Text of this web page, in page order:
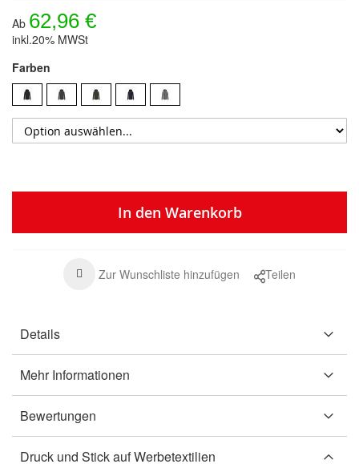
Ab 62,96 €
inkl.20% MWSt
Farben
In den Warenkorb
Zur Wunschliste hinzufügen Teilen
Details
Mehr Informationen
Bewertungen
Druck und Stick auf Werbetextilien